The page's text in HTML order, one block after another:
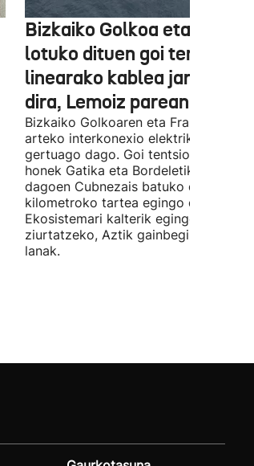
Bizkaiko Golkoa eta
lotuko dituen goi tentsioko
linearako kablea jartzen
dira, Lemoiz parean
Bizkaiko Golkoaren eta Frantziaren
arteko interkonexio elektrikoa
gertuago dago. Goi tentsioko linea
honek Gatika eta Bordeletik gertu
dagoen Cubnezais batuko ditu eta
kilometroko tartea egingo du ur
Ekosistemari kalterik egingo ez
ziurtatzeko, Aztik gainbegiratuko
lanak.